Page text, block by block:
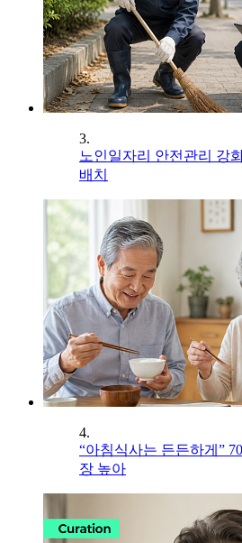
3.
노인일자리 안전관리 강
배치
4.
“아침식사는 든든하게”
장 높아